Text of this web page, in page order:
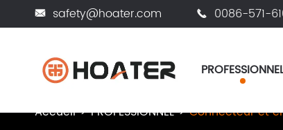
 safety@hoater.com  0086-571-
Accueil PROFESSIONNEL Connecteur et